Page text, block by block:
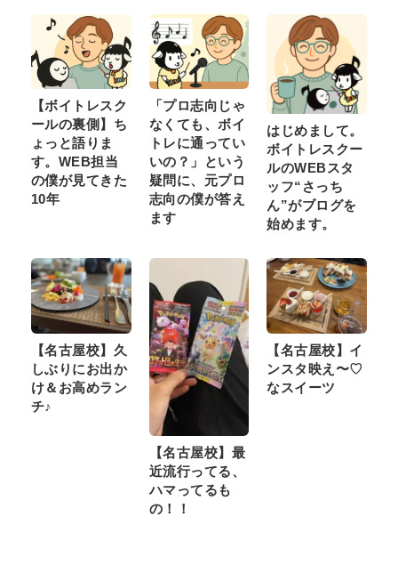
【ボイトレスク
ールの裏側】ち
ょっと語りま
す。WEB担当
の僕が見てきた
10年
「プロ志向じゃ
なくても、ボイ
トレに通ってい
いの？」という
疑問に、元プロ
志向の僕が答え
ます
はじめまして。
ボイトレスクー
ルのWEBスタ
ッフ“さっち
ん”がブログを
始めます。
【名古屋校】久
しぶりにお出か
け＆お高めラン
チ♪
【名古屋校】最
近流行ってる、
ハマってるも
の！！
【名古屋校】イ
ンスタ映え〜♡
なスイーツ